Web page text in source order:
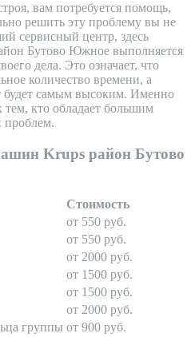
вам потребуется помощь,
решить эту проблему вы не
сервисный центр, здесь
Бутово Южное выполняется
дела. Это означает, что
количество времени, а
будет самым высоким. Именно
тем, кто обладает большим
Krups район Бутово
Стоимость
от 550 руб.
от 550 руб.
от 2000 руб.
от 1500 руб.
от 1500 руб.
от 2000 руб.
группы от 900 руб.